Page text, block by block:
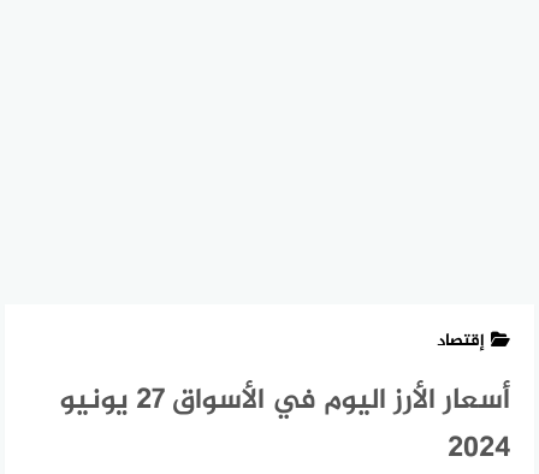
إقتصاد
أسعار الأرز اليوم في الأسواق 27 يونيو
2024